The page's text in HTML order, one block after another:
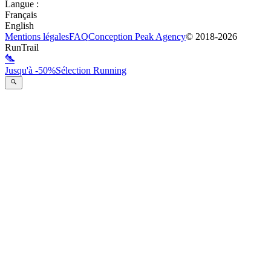
Langue :
Français
English
Mentions légalesFAQConception Peak Agency© 2018-2026
RunTrail
Jusqu'à -50%Sélection Running